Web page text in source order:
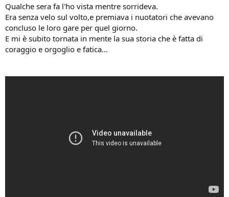
Qualche sera fa l'ho vista mentre sorrideva.
Era senza velo sul volto,e premiava i nuotatori che avevano
concluso le loro gare per quel giorno.
E mi è subito tornata in mente la sua storia che è fatta di
coraggio e orgoglio e fatica...